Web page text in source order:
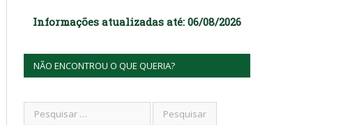
Informações atualizadas até: 06/08/2026
NÃO ENCONTROU O QUE QUERIA?